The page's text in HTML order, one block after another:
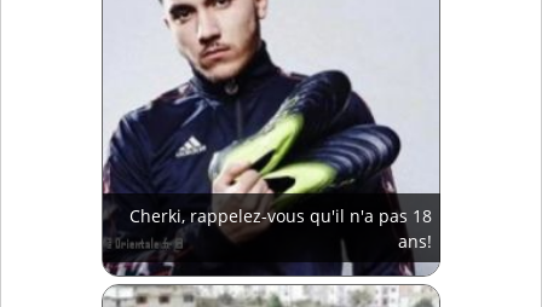
Cherki, rappelez-vous qu'il n'a pas 18
ans!